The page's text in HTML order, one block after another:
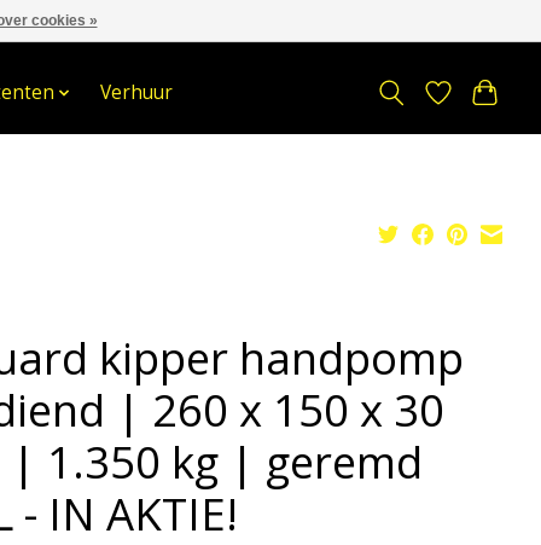
Stuur een Whatsapp bericht
Verhuur
kipper handpomp
| 260 x 150 x 30
| 1.350 kg | geremd
- IN AKTIE!
cookies »